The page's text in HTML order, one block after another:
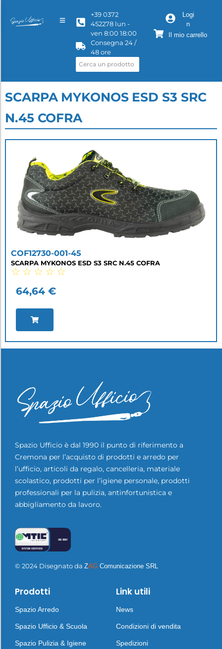
+39 0372
452278 lun -
ven 8:00 18:00
Consegna 24 /
48 ore
Logi
n
Il mio carrello
SCARPA MYKONOS ESD S3 SRC
N.45 COFRA
COF12730-001-45
SCARPA MYKONOS ESD S3 SRC N.45 COFRA
☆ ☆ ☆ ☆ ☆
64,64 €
Spazio Ufficio è dal 1990 il punto di riferimento a
Cremona per l’acquisto di prodotti e arredo per
l’ufficio, articoli da regalo, cancelleria, materiale
scolastico, prodotti per l’igiene personale, prodotti
professionali per la pulizia, antinfortunistica e
abbigliamento da lavoro.
© 2024 Disegnato da ZAG Comunicazione SRL
Prodotti
Spazio Arredo
Spazio Ufficio & Scuola
Spazio Pulizia & Igiene
Link utili
News
Condizioni di vendita
Spedizioni